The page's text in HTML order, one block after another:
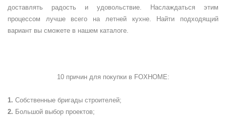
доставлять радость и удовольствие. Наслаждаться этим
процессом лучше всего на летней кухне. Найти подходящий
вариант вы сможете в нашем каталоге.
10 причин для покупки в FOXHOME:
Собственные бригады строителей;
Большой выбор проектов;